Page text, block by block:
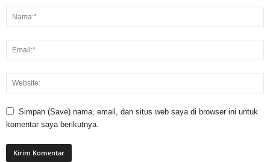
Simpan (Save) nama, email, dan situs web saya di browser ini untuk
komentar saya berikutnya.